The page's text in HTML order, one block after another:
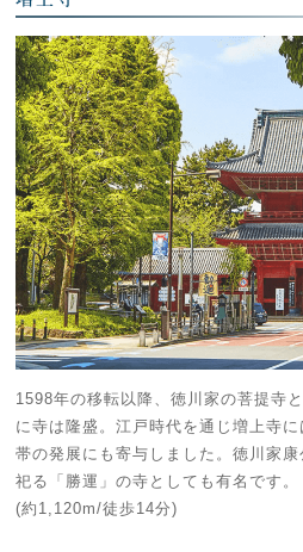
1598年の移転以降、徳川家の菩提寺
に寺は隆盛。江戸時代を通じ増上寺
帯の発展にも寄与しました。徳川家
祀る「勝運」の寺としても有名です。
(約1,120m/徒歩14分)